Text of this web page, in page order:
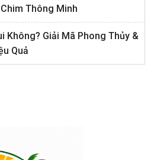
Thông Minh
Không? Giải Mã Phong Thủy &
Quả